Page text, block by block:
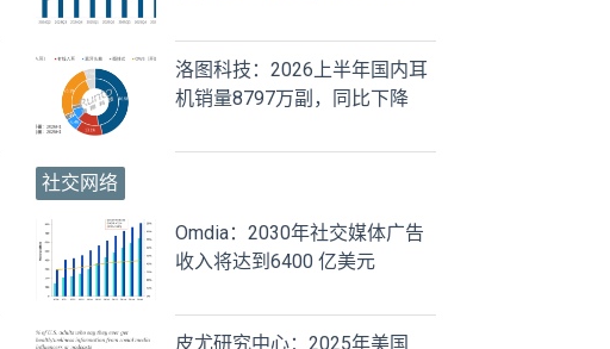
洛图科技：2026上半年国内耳
机销量8797万副，同比下降
社交网络
Omdia：2030年社交媒体广告
收入将达到6400 亿美元
皮尤研究中心：2025年美国